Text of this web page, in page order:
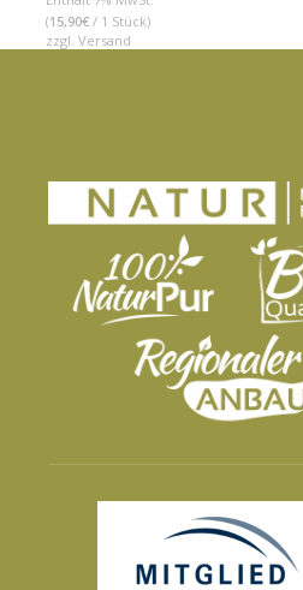
(15,90€/ 1 Stück)
zzgl. Versand